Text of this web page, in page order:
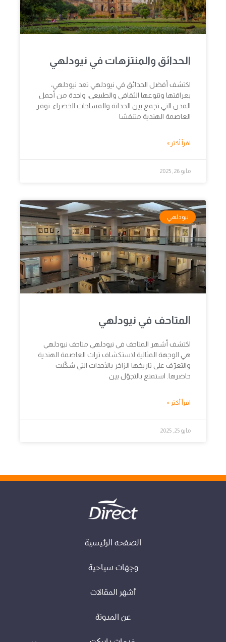
الحدائق والمنتزهات في نيودلهي
اكتشف أفضل الحدائق في نيودلهي تعد نيودلهي،
بعراقتها وتنوعها الثقافي والطبيعي، واحدة من أجمل
المدن التي تجمع بين الحداثة والمساحات الخضراء. توفر
العاصمة الهندية متنفسًا
اقرأ أكثر »
مايو 26, 2025
نيودلهي
المتاحف في نيودلهي
اكتشف أشهر المتاحف في نيودلهي متاحف نيودلهي
هي الوجهة المثالية لاستكشاف تراث العاصمة الهندية
والتعرّف على تاريخها الزاخر بالأحداث التي شكّلت
حاضرها. استمتع بالتجوّل بين
اقرأ أكثر »
مايو 25, 2025
الصفحه الرئيسية
وجهات سياحية
أشهر المقالات
عن المدونة